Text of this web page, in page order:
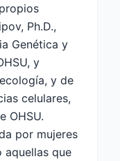
Ph.D.,
Genética y
y
y de
celulares,
OHSU.
por mujeres
aquellas que